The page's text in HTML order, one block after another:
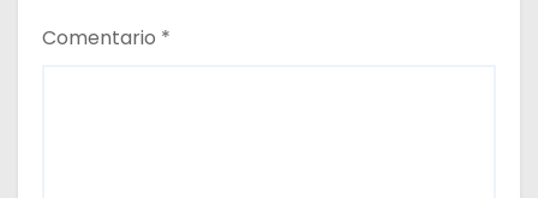
Comentario *